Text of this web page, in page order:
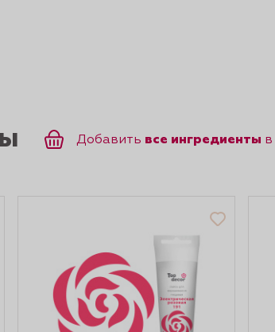
Добавить все ингредиенты в